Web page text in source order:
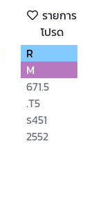
รายการ
โปรด
R
M
671.5
.T5
ร451
2552